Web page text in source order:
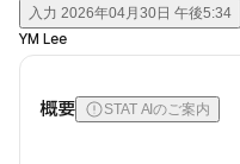
入力 2026年04月30日 午後5:34
YM Lee
概要 STAT AIのご案内